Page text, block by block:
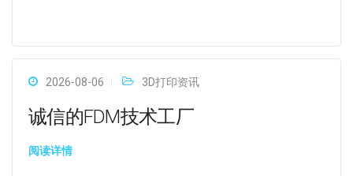
2026-08-06 3D打印资讯
诚信的FDM技术工厂
阅读详情